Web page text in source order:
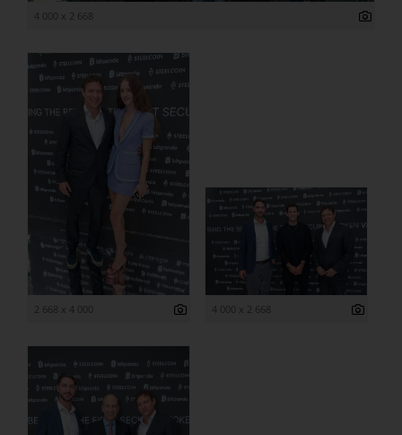
4 000 x 2 668
2 668 x 4 000 4 000 x 2 668